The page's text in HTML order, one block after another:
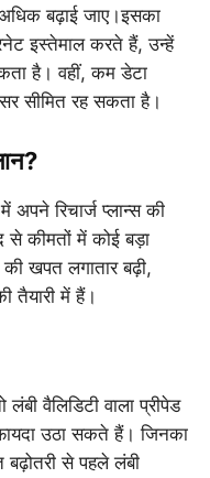
बढ़ाई जाए।इसका
इस्तेमाल करते हैं, उन्हें
है। वहीं, कम डेटा
सीमित रह सकता है।
रिचार्ज प्लान्स की
से कीमतों में कोई बड़ा
खपत लगातार बढ़ी,
तैयारी में हैं।
वैलिडिटी वाला प्रीपेड
उठा सकते हैं। जिनका
बढ़ोतरी से पहले लंबी